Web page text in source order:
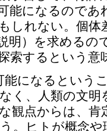
能になるのであ
しれない。個体
明）を求めるの
索するという意
能になるという
く、人類の文明
観点からは、肯
。ヒトが概念